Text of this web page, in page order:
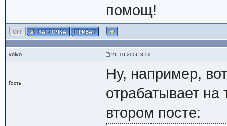
помощ!
volvo 26.10.2006 3:52
Гость
Ну, например,
отрабатывает
втором посте: